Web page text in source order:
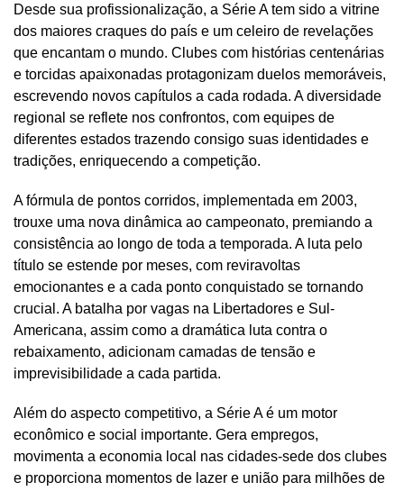
Desde sua profissionalização, a Série A tem sido a vitrine
dos maiores craques do país e um celeiro de revelações
que encantam o mundo. Clubes com histórias centenárias
e torcidas apaixonadas protagonizam duelos memoráveis,
escrevendo novos capítulos a cada rodada. A diversidade
regional se reflete nos confrontos, com equipes de
diferentes estados trazendo consigo suas identidades e
tradições, enriquecendo a competição.
A fórmula de pontos corridos, implementada em 2003,
trouxe uma nova dinâmica ao campeonato, premiando a
consistência ao longo de toda a temporada. A luta pelo
título se estende por meses, com reviravoltas
emocionantes e a cada ponto conquistado se tornando
crucial. A batalha por vagas na Libertadores e Sul-
Americana, assim como a dramática luta contra o
rebaixamento, adicionam camadas de tensão e
imprevisibilidade a cada partida.
Além do aspecto competitivo, a Série A é um motor
econômico e social importante. Gera empregos,
movimenta a economia local nas cidades-sede dos clubes
e proporciona momentos de lazer e união para milhões de